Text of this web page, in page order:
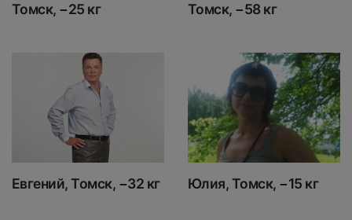
Томск, −25 кг
Томск, −58 кг
Евгений, Томск, −32 кг Юлия, Томск, −15 кг